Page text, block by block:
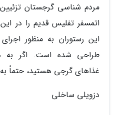
مردم شناسی گرجستان
اتمسفر تفلیس قدیم را در
این رستوران به منظور
طراحی شده است. اگر به
غذاهای گرجی هستید، حتماً به
دزویلی ساخلی